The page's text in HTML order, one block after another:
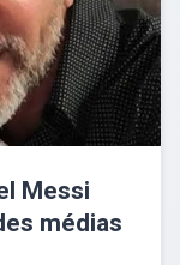
Messi
médias